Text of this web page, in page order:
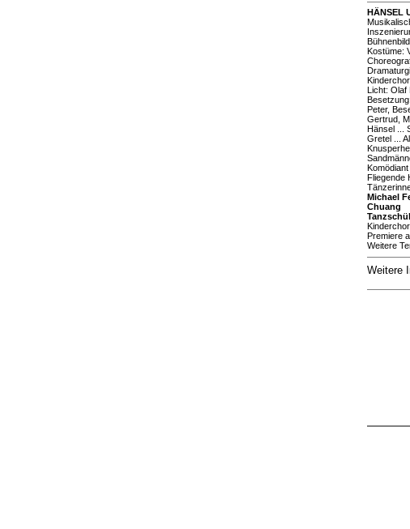
HÄNSEL
Kostüme:
Licht:
Besetzung:
Peter,
Gertrud,
Hänsel ...
Gretel ...
Fliegende
Mi­cha­el
Chuang
Premiere
Weitere
Weitere